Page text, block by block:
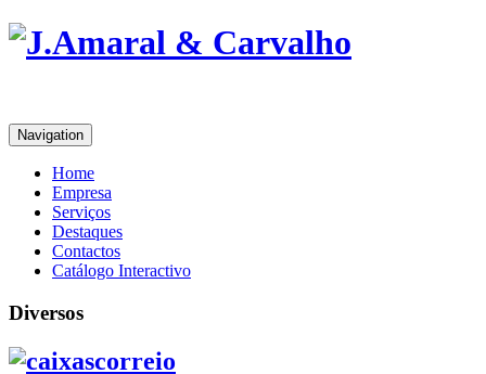
Navigation
Home
Empresa
Serviços
Destaques
Contactos
Catálogo Interactivo
Diversos